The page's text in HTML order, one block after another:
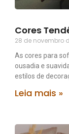
Cores
28 de novembro
As cores para
ousadia e
estilos de
Leia mais »